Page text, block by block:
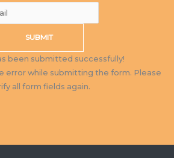
SUBMIT
been submitted successfully!
error while submitting the form. Please
all form fields again.